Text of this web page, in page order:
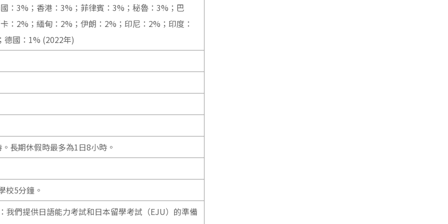
：3%；香港：3%；菲律賓：3%；秘魯：3%；巴
：2%；緬甸：2%；伊朗：2%；印尼：2%；印度：
德國：1% (2022年)
長期休假時最多為1日8小時。
校5分鐘。
我們提供日語能力考試和日本留學考試（EJU）的準備